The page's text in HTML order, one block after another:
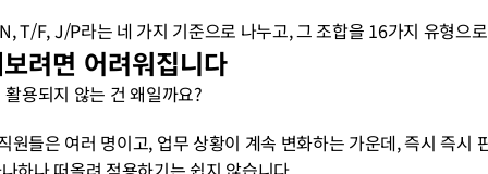
T/F, J/P라는 네 가지 기준으로 나누고, 그 조합을 16가지 유형으
려면 어려워집니다
용되지 않는 건 왜일까요?
원들은 여러 명이고, 업무 상황이 계속 변화하는 가운데, 즉시 즉시